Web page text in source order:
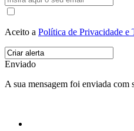
Aceito a Política de Privacidade e
Enviado
A sua mensagem foi enviada com